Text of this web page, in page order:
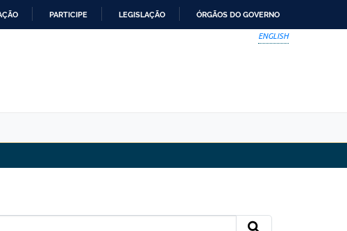
PARTICIPE LEGISLAÇÃO ÓRGÃOS DO GOVERNO
ENGLISH